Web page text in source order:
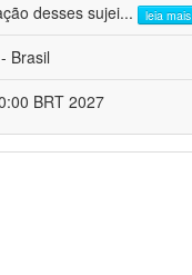
desses sujei... leia mais
Brasil
BRT 2027